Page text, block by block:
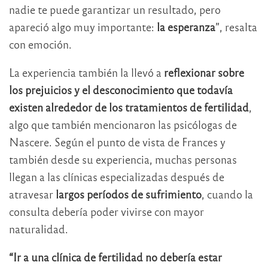
nadie te puede garantizar un resultado, pero
apareció algo muy importante: la esperanza”, resalta
con emoción.
La experiencia también la llevó a reflexionar sobre
los prejuicios y el desconocimiento que todavía
existen alrededor de los tratamientos de fertilidad,
algo que también mencionaron las psicólogas de
Nascere. Según el punto de vista de Frances y
también desde su experiencia, muchas personas
llegan a las clínicas especializadas después de
atravesar largos períodos de sufrimiento, cuando la
consulta debería poder vivirse con mayor
naturalidad.
“Ir a una clínica de fertilidad no debería estar